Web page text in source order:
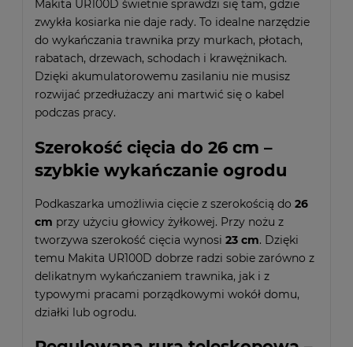
Makita UR100D świetnie sprawdzi się tam, gdzie
zwykła kosiarka nie daje rady. To idealne narzędzie
do wykańczania trawnika przy murkach, płotach,
rabatach, drzewach, schodach i krawężnikach.
Dzięki akumulatorowemu zasilaniu nie musisz
rozwijać przedłużaczy ani martwić się o kabel
podczas pracy.
Szerokość cięcia do 26 cm –
szybkie wykańczanie ogrodu
Podkaszarka umożliwia cięcie z szerokością do 26
cm przy użyciu głowicy żyłkowej. Przy nożu z
tworzywa szerokość cięcia wynosi 23 cm. Dzięki
temu Makita UR100D dobrze radzi sobie zarówno z
delikatnym wykańczaniem trawnika, jak i z
typowymi pracami porządkowymi wokół domu,
działki lub ogrodu.